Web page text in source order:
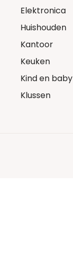
Elektronica
Huishouden
Kantoor
Keuken
Kind en baby
Klussen